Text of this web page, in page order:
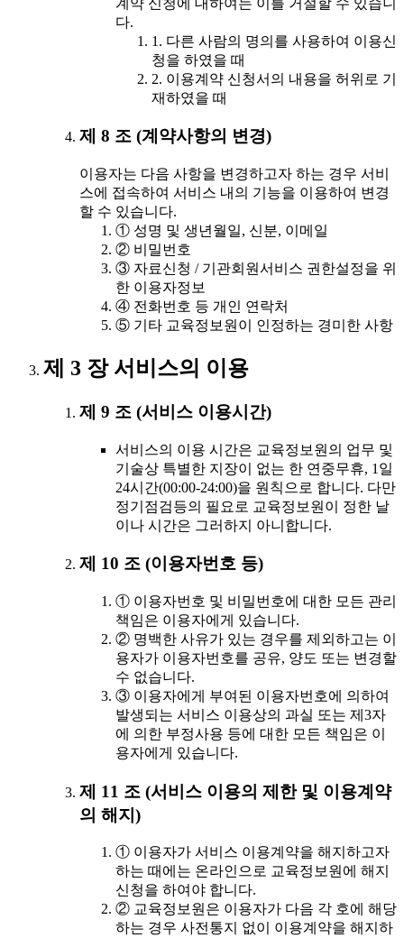
다.
1. 다른 사람의 명의를 사용하여 이용신
청을 하였을 때
2. 이용계약 신청서의 내용을 허위로 기
재하였을 때
제 8 조 (계약사항의 변경)
이용자는 다음 사항을 변경하고자 하는 경우 서비
스에 접속하여 서비스 내의 기능을 이용하여 변경
할 수 있습니다.
① 성명 및 생년월일, 신분, 이메일
② 비밀번호
③ 자료신청 / 기관회원서비스 권한설정을 위
한 이용자정보
④ 전화번호 등 개인 연락처
⑤ 기타 교육정보원이 인정하는 경미한 사항
제 3 장 서비스의 이용
제 9 조 (서비스 이용시간)
서비스의 이용 시간은 교육정보원의 업무 및
기술상 특별한 지장이 없는 한 연중무휴, 1일
24시간(00:00-24:00)을 원칙으로 합니다. 다만
정기점검등의 필요로 교육정보원이 정한 날
이나 시간은 그러하지 아니합니다.
제 10 조 (이용자번호 등)
① 이용자번호 및 비밀번호에 대한 모든 관리
책임은 이용자에게 있습니다.
② 명백한 사유가 있는 경우를 제외하고는 이
용자가 이용자번호를 공유, 양도 또는 변경할
수 없습니다.
③ 이용자에게 부여된 이용자번호에 의하여
발생되는 서비스 이용상의 과실 또는 제3자
에 의한 부정사용 등에 대한 모든 책임은 이
용자에게 있습니다.
제 11 조 (서비스 이용의 제한 및 이용계약
의 해지)
① 이용자가 서비스 이용계약을 해지하고자
하는 때에는 온라인으로 교육정보원에 해지
신청을 하여야 합니다.
② 교육정보원은 이용자가 다음 각 호에 해당
하는 경우 사전통지 없이 이용계약을 해지하